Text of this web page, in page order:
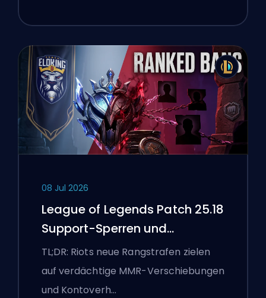
08 Jul 2026
League of Legends Patch 25.18
Support-Sperren und
Boosting-Flaggen
TL;DR: Riots neue Rangstrafen zielen
auf verdächtige MMR-Verschiebungen
und Kontoverh…